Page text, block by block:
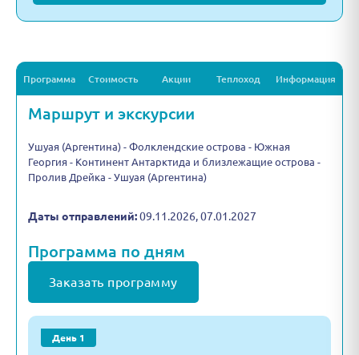
Программа Стоимость Акции Теплоход Информация
Маршрут и экскурсии
Ушуая (Аргентина) - Фолклендские острова - Южная
Георгия - Континент Антарктида и близлежащие острова -
Пролив Дрейка - Ушуая (Аргентина)
Даты отправлений:09.11.2026, 07.01.2027
Программа по дням
Заказать программу
День 1